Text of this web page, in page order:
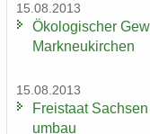
15.08.2013
Öko­lo­gi­scher
Mark­neu­kir­chen
15.08.2013
Frei­staat
um­bau